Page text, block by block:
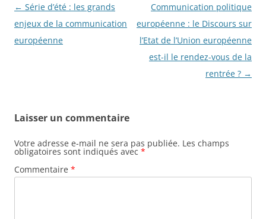
Navigation
des
articles
← Série d’été : les grands
enjeux de la communication
européenne
Communication politique
européenne : le Discours sur
l’Etat de l’Union européenne
est-il le rendez-vous de la
rentrée ? →
Laisser un commentaire
Votre adresse e-mail ne sera pas publiée. Les champs
obligatoires sont indiqués avec *
Commentaire *